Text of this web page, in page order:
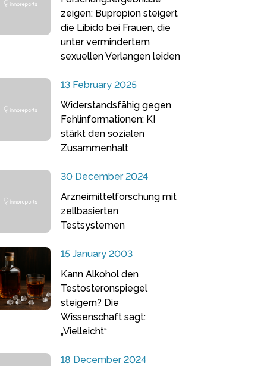
zeigen: Bupropion steigert
die Libido bei Frauen, die
unter vermindertem
sexuellen Verlangen leiden
13 February 2025
Widerstandsfähig gegen
Fehlinformationen: KI
stärkt den sozialen
Zusammenhalt
30 December 2024
Arzneimittelforschung mit
zellbasierten
Testsystemen
15 January 2003
Kann Alkohol den
Testosteronspiegel
steigern? Die
Wissenschaft sagt:
„Vielleicht“
18 December 2024